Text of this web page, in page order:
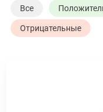
Все
Отрицательные